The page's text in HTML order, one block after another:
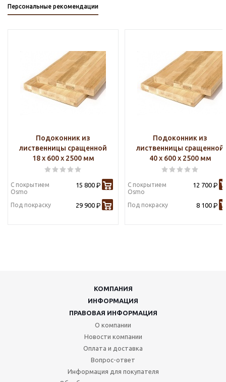
Персональные рекомендации
Подоконник из
лиственницы сращенной
18 х 600 х 2500 мм
С покрытием
Osmo
15 800 Р
Под покраску 29 900 Р
Подоконник из
лиственницы сращенной
40 х 600 х 2500 мм
С покрытием
Osmo
12 700 Р
Под покраску 8 100 Р
КОМПАНИЯ
ИНФОРМАЦИЯ
ПРАВОВАЯ ИНФОРМАЦИЯ
О компании
Новости компании
Оплата и доставка
Вопрос-ответ
Информация для покупателя